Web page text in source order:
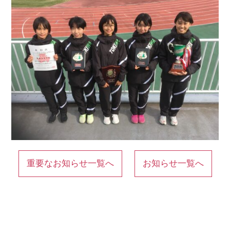
重要なお知らせ一覧へ お知らせ一覧へ